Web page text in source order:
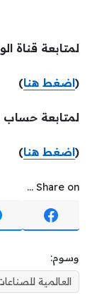
لمتابعة قناة
(اضغط هنا)
لمتابعة حساب
(اضغط هنا)
Share on ...
وسوم:
العالمية